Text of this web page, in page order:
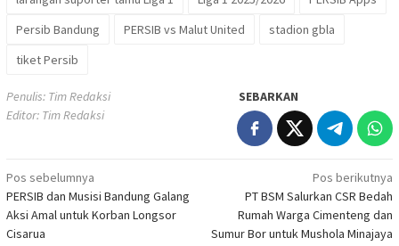
Persib Bandung
PERSIB vs Malut United
stadion gbla
tiket Persib
Penulis: Tim Redaksi
Editor: Tim Redaksi
SEBARKAN
Navigasi
pos
Pos sebelumnya
PERSIB dan Musisi Bandung Galang
Aksi Amal untuk Korban Longsor
Cisarua
Pos berikutnya
PT BSM Salurkan CSR Bedah
Rumah Warga Cimenteng dan
Sumur Bor untuk Mushola Minajaya